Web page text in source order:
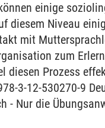
einige
diesem Niveau
mit
zum
diesen Prozess
3-12-530270-9
- Nur die